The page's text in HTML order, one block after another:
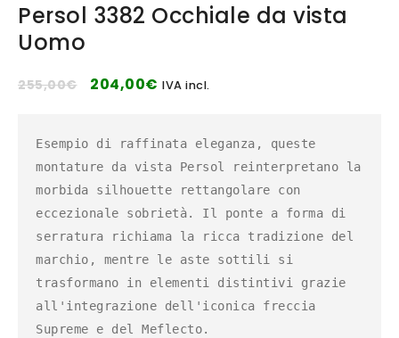
Persol 3382 Occhiale da vista
Uomo
255,00€ 204,00€ IVA incl.
Esempio di raffinata eleganza, queste
montature da vista Persol reinterpretano la
morbida silhouette rettangolare con
eccezionale sobrietà. Il ponte a forma di
serratura richiama la ricca tradizione del
marchio, mentre le aste sottili si
trasformano in elementi distintivi grazie
all'integrazione dell'iconica freccia
Supreme e del Meflecto.